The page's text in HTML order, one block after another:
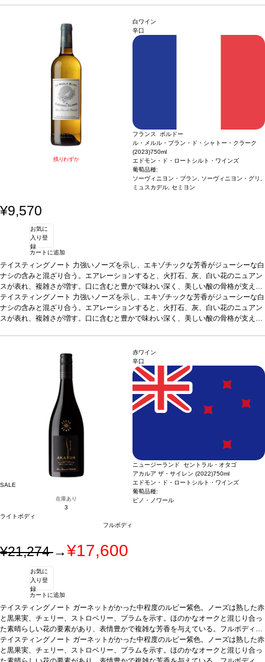
れの場合、在庫があり価格が同様の場合は自動的に次のヴィンテージに変更されま
す、ご了承ください。
残りわずか
白ワイン
辛口
フランス ボルドー
ル・メルル・ブラン・ド・シャトー・クラーク
(2023)750ml
エドモン・ド・ロートシルト・ワインズ
葡萄品種:
ソーヴィニヨン・ブラン, ソーヴィニヨン・グリ,
ミュスカデル, セミヨン
¥9,570
お気に
入り登
録
カートに追加
テイスティングノート 力強いノーズを示し、エキゾチックな芳香がジューシーな白
ナシの含みと混ざり合う。エアレーションすると、火打石、灰、白い花のニュアン
スが表れ、複雑さが増す。口に含むと豊かで味わい深く、美しい酸の骨格が支え、
全体を通してフレッシュなバランスが保たれていて、ほのかな木のニュアンスで締
めくくられ味わいは、リッチでエレガントさが際立つ。若々しくフレッシュなうち
に愉しめる一本。合う料理魚、シーフード、サラダ、白身肉などと好相性葡萄品
合は自動的に次のヴィンテージに変更されます、ご了承ください。
テイスティングノート 力強いノーズを示し、エキゾチックな芳香がジューシーな白
ナシの含みと混ざり合う。エアレーションすると、火打石、灰、白い花のニュアン
スが表れ、複雑さが増す。口に含むと豊かで味わい深く、美しい酸の骨格が支え、
魚、シーフード、サラダ、白身肉などと好相性
70% ソーヴィニヨン・ブラン、10% ソーヴィニヨン・グリ、10% ミュスカデ
*本ヴィンテージが在庫切れの場合、在庫があり価格が同様の場
合は自動的に次のヴィンテージに変更されます、ご了承ください。
SALE
在庫あり
3
ライトボディ
フルボディ
赤ワイン
辛口
ニュージーランド セントラル・オタゴ
アカルア ザ・サイレン (2022)750ml
エドモン・ド・ロートシルト・ワインズ
葡萄品種:
ピノ・ノワール
¥21,274→¥17,600
お気に
入り登
録
カートに追加
テイスティングノート ガーネットがかった中程度のルビー紫色。ノーズは熟した赤
と黒果実、チェリー、ストロベリー、プラムを示す。ほのかなオークと混じり合っ
た素晴らしい花の要素があり、表情豊かで複雑な芳香を与えている。フルボディ
で、甘く熟したベリー類、スミレ、キノコ、トーストしたオークを伴う。味わいは
非常に長く複雑で、果実味と酸味のバランスが素晴らしい。見事な凝縮感を持ち、
テイスティングノート ガーネットがかった中程度のルビー紫色。ノーズは熟した赤
と黒果実、チェリー、ストロベリー、プラムを示す。ほのかなオークと混じり合っ